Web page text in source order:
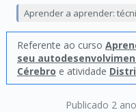
Publicado 2
Aprender a aprender:
Referente ao curso
seu
Cérebro e atividade